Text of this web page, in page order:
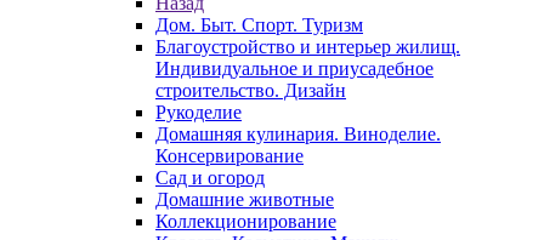
Дом. Быт. Спорт. Туризм
Благоустройство и интерьер жилищ.
Индивидуальное и приусадебное
строительство. Дизайн
Рукоделие
Домашняя кулинария. Виноделие.
Консервирование
Сад и огород
Домашние животные
Коллекционирование